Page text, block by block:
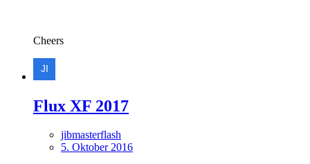
Cheers
Flux XF 2017
jibmasterflash
5. Oktober 2016